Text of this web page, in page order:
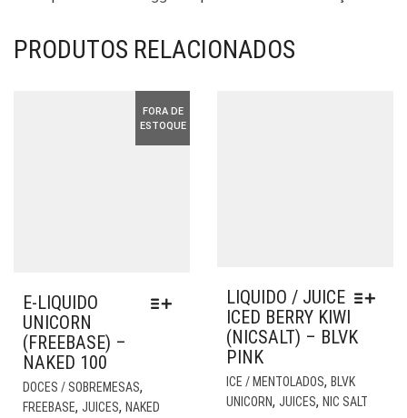
PRODUTOS RELACIONADOS
FORA DE
ESTOQUE
E-LIQUIDO
UNICORN
(FREEBASE) –
NAKED 100
DOCES / SOBREMESAS,
FREEBASE, JUICES, NAKED
PRODUTO
LIQUIDO / JUICE
ICED BERRY KIWI
(NICSALT) – BLVK
PINK
ICE / MENTOLADOS, BLVK
UNICORN, JUICES, NIC SALT